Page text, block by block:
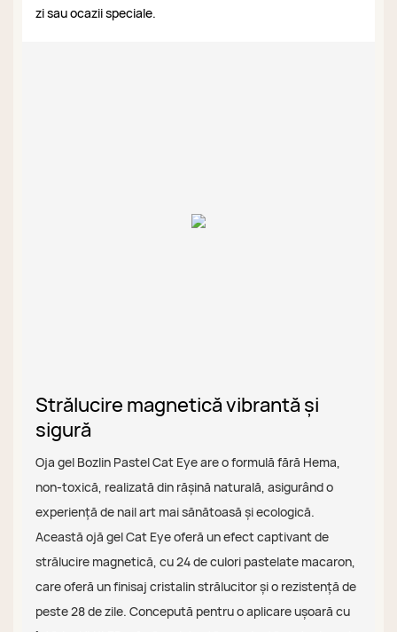
zi sau ocazii speciale.
Strălucire magnetică vibrantă și
sigură
Oja gel Bozlin Pastel Cat Eye are o formulă fără Hema,
non-toxică, realizată din rășină naturală, asigurând o
experiență de nail art mai sănătoasă și ecologică.
Această ojă gel Cat Eye oferă un efect captivant de
strălucire magnetică, cu 24 de culori pastelate macaron,
care oferă un finisaj cristalin strălucitor și o rezistență de
peste 28 de zile. Concepută pentru o aplicare ușoară cu